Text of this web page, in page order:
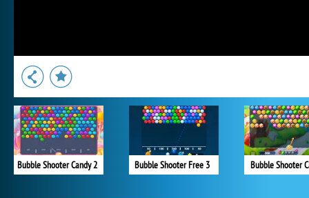
Bubble Shooter Candy 2 Bubble Shooter Free 3 Bubble Shooter